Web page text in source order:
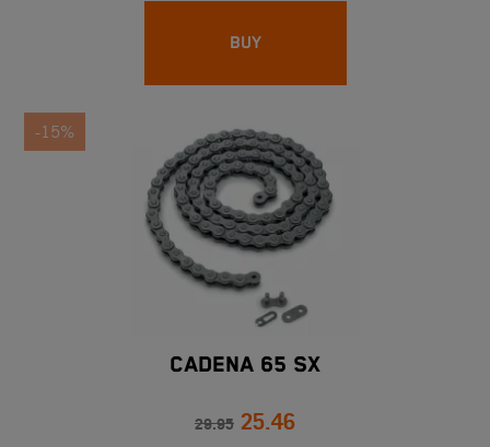
BUY
-15%
CADENA 65 SX
29.95 25.46